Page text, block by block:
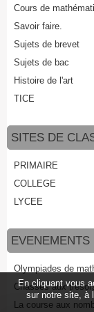
Cours de
Savoir faire.
Sujets de brevet
Sujets de bac
Histoire de l'art
TICE
SITES DE
PRIMAIRE
COLLEGE
LYCEE
EVENEMENTS
Olympiades de
Chasses aux
La course aux
En cliquant vous
sur notre site, à